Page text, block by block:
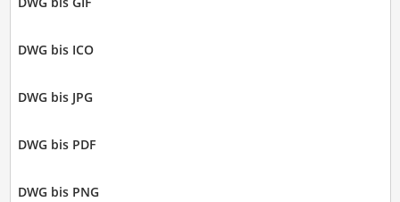
DWG bis ICO
DWG bis JPG
DWG bis PDF
DWG bis PNG